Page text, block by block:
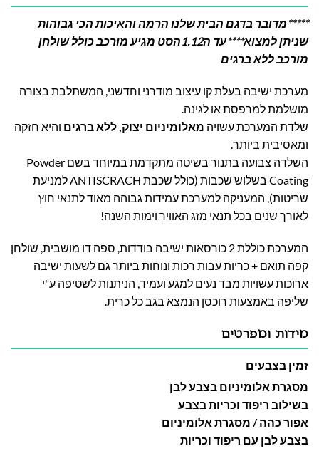
*****מדובר בדגם הבית שלנו הרמה והאיכות הכי גבוהות
שניתן למצוא****עד ה1.12הסט מגיע מורכב כולל שולחן
מורכב ללא ברגים
מערכת ישיבה בעלת קו עיצוב מודרני וחדשני, המשתלבת בצורה
מושלמת למרפסת או לגינה.
שלדת המערכת עשויה מאלומיניום יצוק, ללא ברגים והיא חזקה
ומאסיבית ביותר.
השלדה צבועה בתנור בשיטה מתקדמת במיוחד בשם Powder
Coating בשלוש שכבות (כולל שכבת ANTISCRACH למניעת
שריטות), המעניקה למערכת עמידות גבוהה מאוד לתנאי חוץ
לאורך שנים בכל תנאי מזג האוויר וימות השנה!
המערכת כוללת 2 כורסאות ישיבה בודדות, ספה דו מושבית, שולחן
קפה תואם + כריות עבות רכות ונוחות ביותר גם לשעות ישיבה
ארוכות עשויות מבד נעים למגע ועמיד, הניתנות לשטיפה ע"י
שליפה באמצעות רוכסן הנמצא בגב כל כרית.
מידות ומפרטים
זמין בצבעים
מסגרת אלומיניום בצבע לבן
בשילוב ריפוד וכריות בצבע
אפור כהה / מסגרת אלומיניום
בצבע לבן עם ריפוד וכריות